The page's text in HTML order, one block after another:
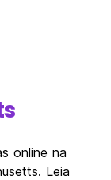
online na
Leia